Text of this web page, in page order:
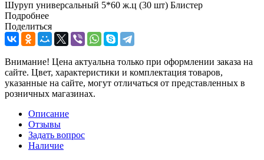
Шуруп универсальный 5*60 ж.ц (30 шт) Блистер
Подробнее
Поделиться
Внимание! Цена актуальна только при оформлении заказа на
сайте. Цвет, характеристики и комплектация товаров,
указанные на сайте, могут отличаться от представленных в
розничных магазинах.
Описание
Отзывы
Задать вопрос
Наличие